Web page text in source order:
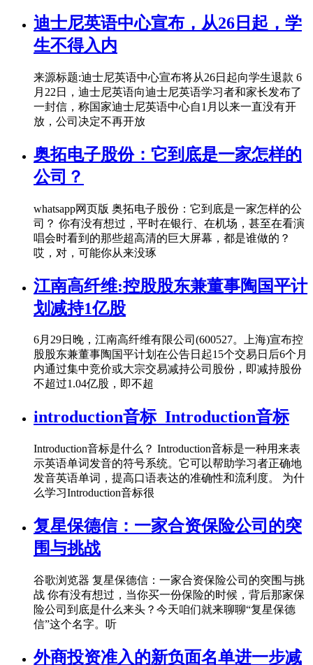
迪士尼英语中心宣布，从26日起，学
生不得入内
来源标题:迪士尼英语中心宣布将从26日起向学生退款 6
月22日，迪士尼英语向迪士尼英语学习者和家长发布了
一封信，称国家迪士尼英语中心自1月以来一直没有开
放，公司决定不再开放
奥拓电子股份：它到底是一家怎样的
公司？
whatsapp网页版 奥拓电子股份：它到底是一家怎样的公
司？ 你有没有想过，平时在银行、在机场，甚至在看演
唱会时看到的那些超高清的巨大屏幕，都是谁做的？
哎，对，可能你从来没琢
江南高纤维:控股股东兼董事陶国平计
划减持1亿股
6月29日晚，江南高纤维有限公司(600527。上海)宣布控
股股东兼董事陶国平计划在公告日起15个交易日后6个月
内通过集中竞价或大宗交易减持公司股份，即减持股份
不超过1.04亿股，即不超
introduction音标_Introduction音标
Introduction音标是什么？ Introduction音标是一种用来表
示英语单词发音的符号系统。它可以帮助学习者正确地
发音英语单词，提高口语表达的准确性和流利度。 为什
么学习Introduction音标很
复星保德信：一家合资保险公司的突
围与挑战
谷歌浏览器 复星保德信：一家合资保险公司的突围与挑
战 你有没有想过，当你买一份保险的时候，背后那家保
险公司到底是什么来头？今天咱们就来聊聊“复星保德
信”这个名字。听
外商投资准入的新负面名单进一步减